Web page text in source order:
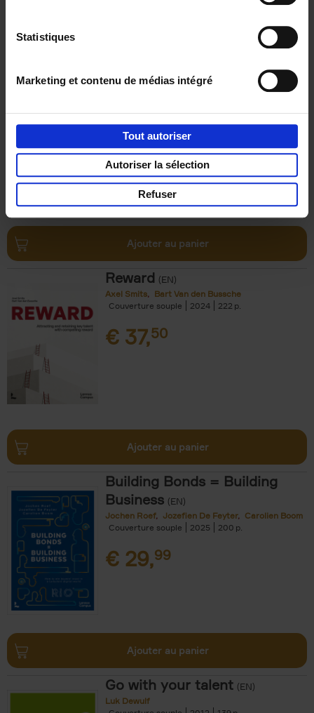
Statistiques
Marketing et contenu de médias intégré
Tout autoriser
Autoriser la sélection
Refuser
Operating With Positive
€34,99
Ajouter au panier
Reward (EN)
Axel Smits
Bart Van den Bussche
Couverture souple
2024 222
€ 37,50
Ajouter au panier
Building Bonds = Building
Business (EN)
Jochen Roef Jozefien De Feyter
Carolien Boom
Couverture souple
2025 200
€ 29,99
Ajouter au panier
Go with your talent (EN)
Luk Dewulf